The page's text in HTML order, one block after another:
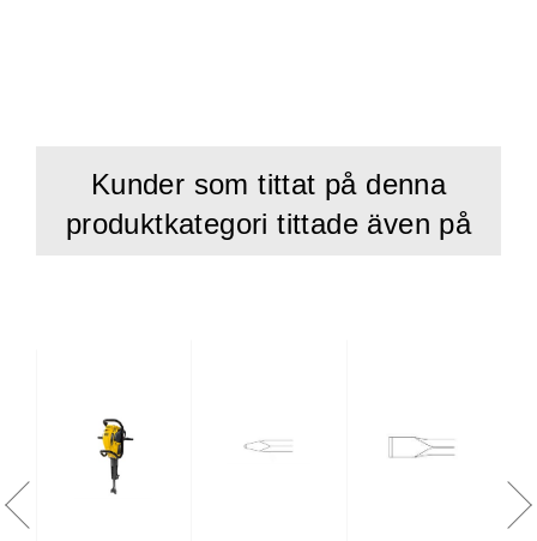
Simex Performer-system för optimal hydraulisk
effektivitet
Konstant och steglöst justerbart fräsdjup för exakt
Kompatibel med tiltrotator för maximal flexibilitet
Kunder som tittat på denna
produktkategori tittade även på